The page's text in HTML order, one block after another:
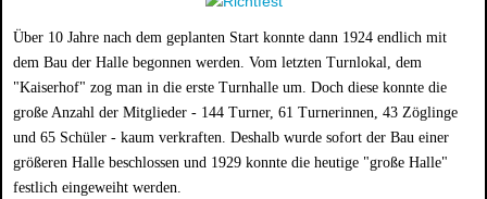
Über 10 Jahre nach dem geplanten Start konnte dann 1924 endlich mit
dem Bau der Halle begonnen werden. Vom letzten Turnlokal, dem
"Kaiserhof" zog man in die erste Turnhalle um. Doch diese konnte die
große Anzahl der Mitglieder - 144 Turner, 61 Turnerinnen, 43 Zöglinge
und 65 Schüler - kaum verkraften. Deshalb wurde sofort der Bau einer
größeren Halle beschlossen und 1929 konnte die heutige "große Halle"
festlich eingeweiht werden.